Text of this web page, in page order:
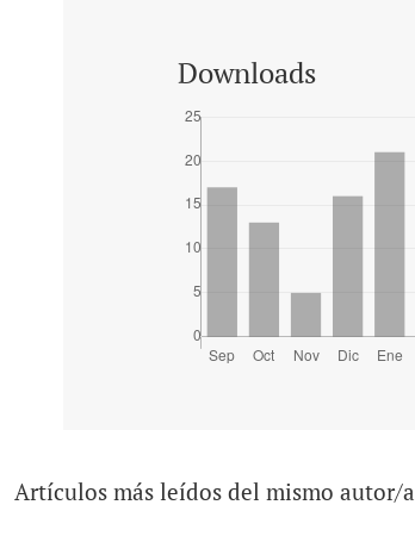
Downloads
Artículos más leídos del mismo autor/a